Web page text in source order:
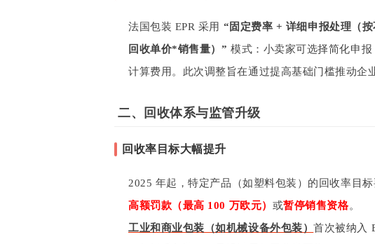
法国包装 EPR 采用 “固定费率 + 详细申报处理（
回收单价*销售量）” 模式：小卖家可选择简化申
计算费用。此次调整旨在通过提高基础门槛推动企
二、回收体系与监管升级
回收率目标大幅提升
2025 年起，特定产品（如塑料包装）的回收率目
高额罚款（最高 100 万欧元） 或暂停销售资格。
工业和商业包装（如机械设备外包装）首次被纳入